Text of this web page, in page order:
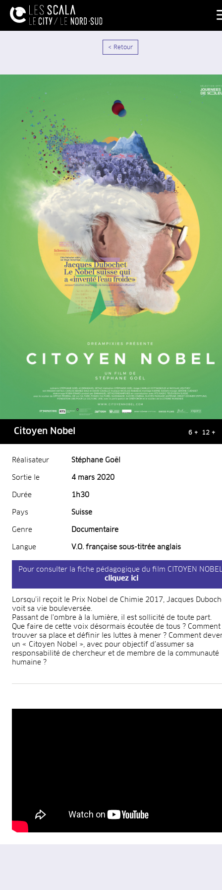
< Retour
Citoyen Nobel 6 + 12 +
Réalisateur Stéphane Goël
Sortie le 4 mars 2020
Durée 1h30
Pays Suisse
Genre Documentaire
Langue V.O. française sous-titrée anglais
Pour consulter la fiche pédagogique du film CITOYEN
cliquez ici
Lorsqu’il reçoit le Prix Nobel de Chimie 2017, Jacques
voit sa vie bouleversée.
Passant de l'ombre à la lumière, il est sollicité de toute part.
Que faire de cette voix désormais écoutée de tous ? Comment
trouver sa place et définir les luttes à mener ? Comment
un « Citoyen Nobel », avec pour objectif d’assumer sa
responsabilité de chercheur et de membre de la communauté
humaine ?